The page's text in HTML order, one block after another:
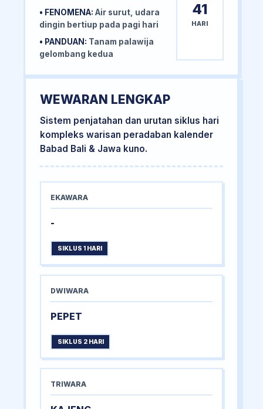
• FENOMENA: Air surut, udara
dingin bertiup pada pagi hari
• PANDUAN: Tanam palawija
gelombang kedua
41
HARI
WEWARAN LENGKAP
Sistem penjatahan dan urutan siklus hari
kompleks warisan peradaban kalender
Babad Bali & Jawa kuno.
EKAWARA
-
SIKLUS 1 HARI
DWIWARA
PEPET
SIKLUS 2 HARI
TRIWARA